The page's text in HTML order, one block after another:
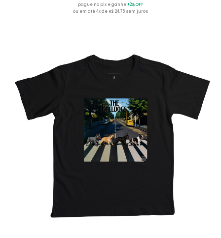
pague no pix e ganhe+2% OFF
ou em até 4x de R$ 24,75 sem juros